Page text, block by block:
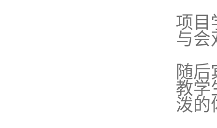
项目
与会
随
教学
泼的